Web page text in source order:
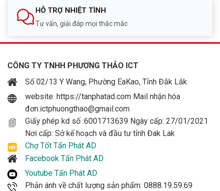
HỖ TRỢ NHIỆT TÌNH
Tư vấn, giải đáp mọi thắc mắc
CÔNG TY TNHH PHƯƠNG THẢO ICT
Số 02/13 Y Wang, Phường EaKao, Tỉnh Đắk Lắk
website: https://tanphatad.com Mail nhận hóa
đơn:ictphuongthao@gmail.com
Giấy phép kd số :6001713639 Ngày cấp: 27/01/2021
Nơi cấp: Sở kế hoạch và đầu tư tỉnh Đak Lak
Chợ Tốt Tấn Phát AD
Facebook Tấn Phát AD
Youtube Tấn Phát AD
Phản ánh về chất lượng sản phẩm: 0888.19.59.69